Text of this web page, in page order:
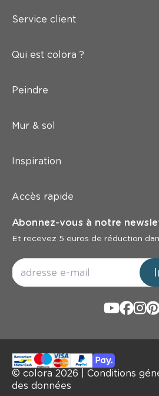
Service client
Qui est colora ?
Peindre
Mur & sol
Inspiration
Accès rapide
Abonnez-vous à notre
Et recevez 5 euros de réduction
© colora 2026 Conditions
des données